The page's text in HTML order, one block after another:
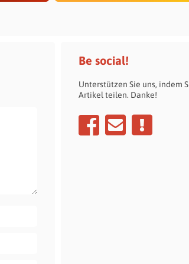
Be social!
Unterstützen Sie uns, indem
Artikel teilen. Danke!